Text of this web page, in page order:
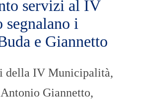
servizi al IV
i
e Giannetto
della IV Municipalità,
Giannetto,